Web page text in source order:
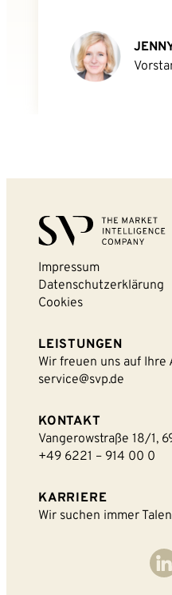
Impressum
Datenschutzerklärung
Cookies
LEISTUNGEN
Wir freuen uns auf Ihre
service@svp.de
KONTAKT
Vangerowstraße 18/1,
+49 6221 – 914 00 0
KARRIERE
Wir suchen immer